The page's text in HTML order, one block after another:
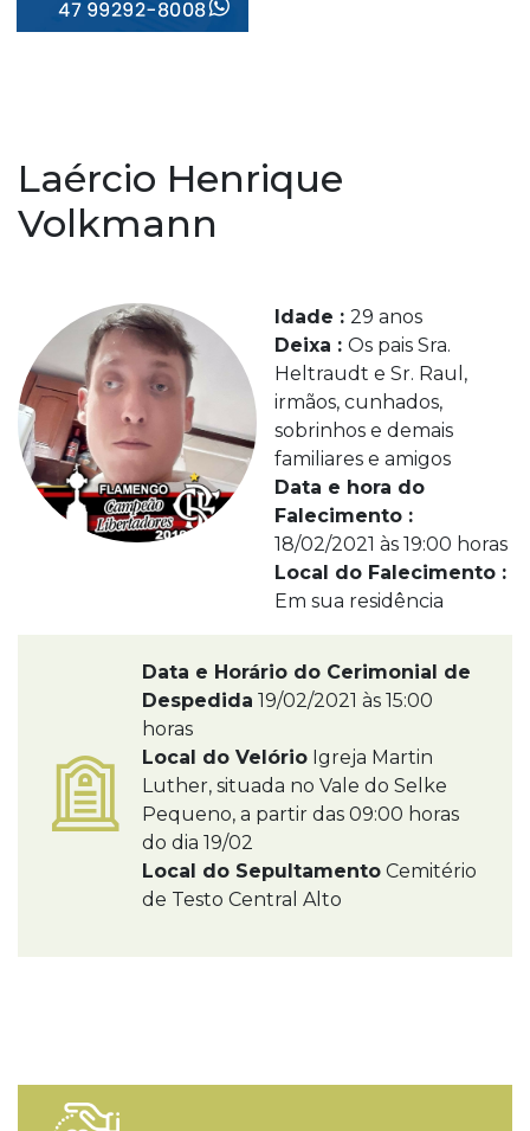
Laércio Henrique
Volkmann
Idade : 29 anos
Deixa : Os pais Sra.
Heltraudt e Sr. Raul,
irmãos, cunhados,
sobrinhos e demais
familiares e amigos
Data e hora do
Falecimento :
18/02/2021 às 19:00 horas
Local do Falecimento :
Em sua residência
Data e Horário do Cerimonial de
Despedida 19/02/2021 às 15:00
horas
Local do Velório Igreja Martin
Luther, situada no Vale do Selke
Pequeno, a partir das 09:00 horas
do dia 19/02
Local do Sepultamento Cemitério
de Testo Central Alto